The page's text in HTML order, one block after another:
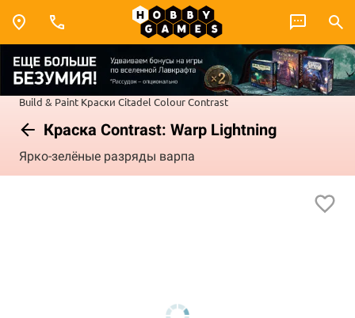
Build & Paint Краски Citadel ColourContrast
Краска Contrast: Warp Lightning
Ярко-зелёные разряды варпа